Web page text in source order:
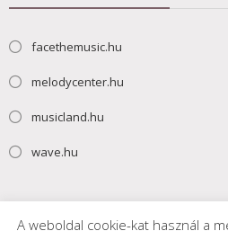
facethemusic.hu
melodycenter.hu
musicland.hu
wave.hu
A weboldal cookie-kat használ a